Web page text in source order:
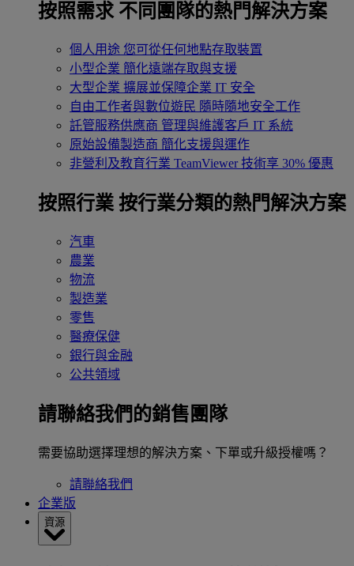
按照需求 不同團隊的熱門解決方案
個人用途 您可從任何地點存取裝置
小型企業 簡化遠端存取與支援
大型企業 擴展並保障企業 IT 安全
自由工作者與數位遊民 隨時隨地安全工作
託管服務供應商 管理與維護客戶 IT 系統
原始設備製造商 簡化支援與運作
非營利及教育行業 TeamViewer 技術享 30% 優惠
按照行業 按行業分類的熱門解決方案
汽車
農業
物流
製造業
零售
醫療保健
銀行與金融
公共領域
請聯絡我們的銷售團隊
需要協助選擇理想的解決方案、下單或升級授權嗎？
請聯絡我們
企業版
資源